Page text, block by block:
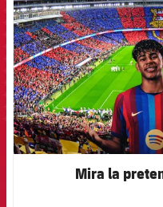
Mira la